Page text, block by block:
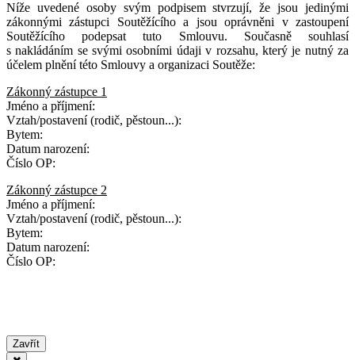
Níže uvedené osoby svým podpisem stvrzují, že jsou jedinými
zákonnými zástupci Soutěžícího a jsou oprávněni v zastoupení
Soutěžícího podepsat tuto Smlouvu. Současně souhlasí
s nakládáním se svými osobními údaji v rozsahu, který je nutný za
účelem plnění této Smlouvy a organizaci Soutěže:
Zákonný zástupce 1
Jméno a příjmení:
Vztah/postavení (rodič, pěstoun...):
Bytem:
Datum narození:
Číslo OP:
Zákonný zástupce 2
Jméno a příjmení:
Vztah/postavení (rodič, pěstoun...):
Bytem:
Datum narození:
Číslo OP:
Zavřít